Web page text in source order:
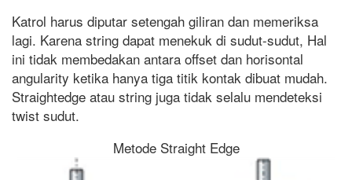
Katrol harus diputar setengah giliran dan memeriksa
lagi. Karena string dapat menekuk di sudut-sudut, Hal
ini tidak membedakan antara offset dan horisontal
angularity ketika hanya tiga titik kontak dibuat mudah.
Straightedge atau string juga tidak selalu mendeteksi
twist sudut.
Metode Straight Edge